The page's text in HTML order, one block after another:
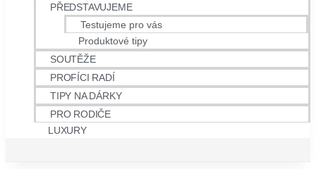
PŘEDSTAVUJEME
Testujeme pro vás
Produktové tipy
SOUTĚŽE
PROFÍCI RADÍ
TIPY NA DÁRKY
PRO RODIČE
LUXURY